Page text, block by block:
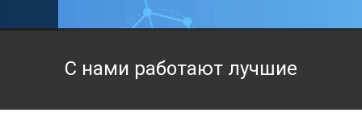
Техническая химия
С нами работают лучшие